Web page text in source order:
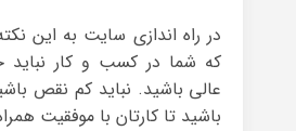
در راه اندازی سایت به این
که شما در کسب و کار نباید
عالی باشید. نباید کم نقص
باشید تا کارتان با موفقیت